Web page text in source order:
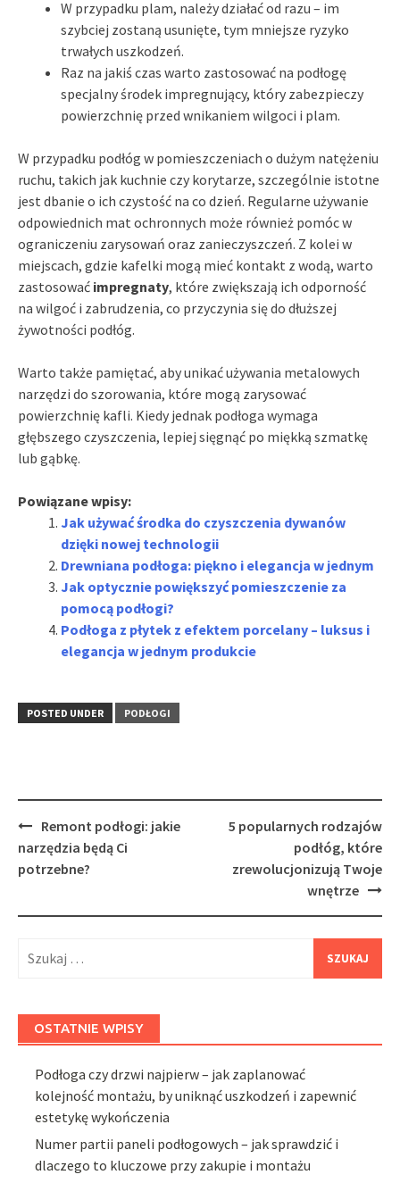
W przypadku plam, należy działać od razu – im
szybciej zostaną usunięte, tym mniejsze ryzyko
trwałych uszkodzeń.
Raz na jakiś czas warto zastosować na podłogę
specjalny środek impregnujący, który zabezpieczy
powierzchnię przed wnikaniem wilgoci i plam.
W przypadku podłóg w pomieszczeniach o dużym natężeniu
ruchu, takich jak kuchnie czy korytarze, szczególnie istotne
jest dbanie o ich czystość na co dzień. Regularne używanie
odpowiednich mat ochronnych może również pomóc w
ograniczeniu zarysowań oraz zanieczyszczeń. Z kolei w
miejscach, gdzie kafelki mogą mieć kontakt z wodą, warto
zastosować impregnaty, które zwiększają ich odporność
na wilgoć i zabrudzenia, co przyczynia się do dłuższej
żywotności podłóg.
Warto także pamiętać, aby unikać używania metalowych
narzędzi do szorowania, które mogą zarysować
powierzchnię kafli. Kiedy jednak podłoga wymaga
głębszego czyszczenia, lepiej sięgnąć po miękką szmatkę
lub gąbkę.
Powiązane wpisy:
Jak używać środka do czyszczenia dywanów
dzięki nowej technologii
Drewniana podłoga: piękno i elegancja w jednym
Jak optycznie powiększyć pomieszczenie za
pomocą podłogi?
Podłoga z płytek z efektem porcelany – luksus i
elegancja w jednym produkcie
POSTED UNDER PODŁOGI
Post
navigation
Remont podłogi: jakie
narzędzia będą Ci
potrzebne?
5 popularnych rodzajów
podłóg, które
zrewolucjonizują Twoje
wnętrze
OSTATNIE WPISY
Podłoga czy drzwi najpierw – jak zaplanować
kolejność montażu, by uniknąć uszkodzeń i zapewnić
estetykę wykończenia
Numer partii paneli podłogowych – jak sprawdzić i
dlaczego to kluczowe przy zakupie i montażu